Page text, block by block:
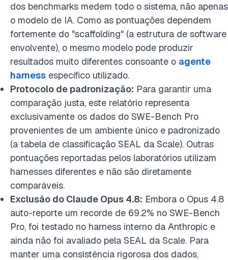
dos benchmarks medem todo o sistema, não apenas
o modelo de IA. Como as pontuações dependem
fortemente do "scaffolding" (a estrutura de software
envolvente), o mesmo modelo pode produzir
resultados muito diferentes consoante o agente
harness específico utilizado.
Protocolo de padronização: Para garantir uma
comparação justa, este relatório representa
exclusivamente os dados do SWE-Bench Pro
provenientes de um ambiente único e padronizado
(a tabela de classificação SEAL da Scale). Outras
pontuações reportadas pelos laboratórios utilizam
harnesses diferentes e não são diretamente
comparáveis.
Exclusão do Claude Opus 4.8: Embora o Opus 4.8
auto-reporte um recorde de 69.2% no SWE-Bench
Pro, foi testado no harness interno da Anthropic e
ainda não foi avaliado pela SEAL da Scale. Para
manter uma consistência rigorosa dos dados,